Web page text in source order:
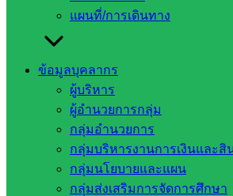
แผนที่/การเดินทาง
ข้อมูลบุคลากร
ผู้บริหาร
ผู้อำนวยการกลุ่ม
กลุ่มอำนวยการ
กลุ่มบริหารงานการเงินและสิ
กลุ่มนโยบายและแผน
กลุ่มส่งเสริมการจัดการศึกษา
ประถมศึกษาสระแก้ว เขต 2 เข้าร่วมประ
ชี้แจงแนวทางการตรวจราชการของผู้ตรว
สูงเนิน ผู้ตรวจราชการกระทรวงศึกษาธิก
เป็นประธาน ณ ห้องประชุมเสมาบูรพา ส
จังหวัดสระแก้ว
Post Views: 223